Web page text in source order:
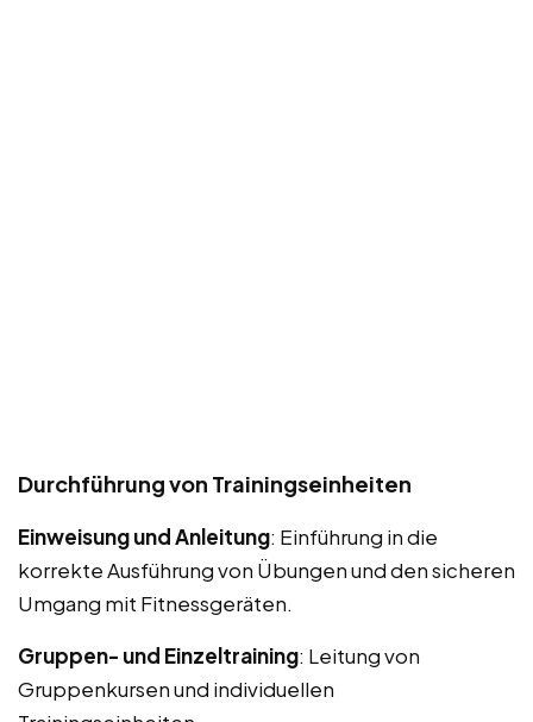
Durchführung von Trainingseinheiten
Einweisung und Anleitung: Einführung in die
korrekte Ausführung von Übungen und den sicheren
Umgang mit Fitnessgeräten.
Gruppen- und Einzeltraining: Leitung von
Gruppenkursen und individuellen